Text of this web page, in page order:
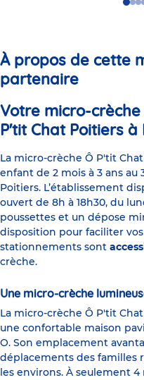
GoGo
À propos de cette
partenaire
Votre micro-
P'tit Chat Poitiers à
La micro-crèche Ô P'tit
enfant de 2 mois à 3 ans au
Poitiers. L’établissement
ouvert de 8h à 18h30, du
poussettes et un dépose
disposition pour faciliter
stationnements sont
crèche.
Une micro-crèche
La micro-crèche Ô P'tit
une confortable maison
O. Son emplacement
déplacements des familles
les environs. À seulement